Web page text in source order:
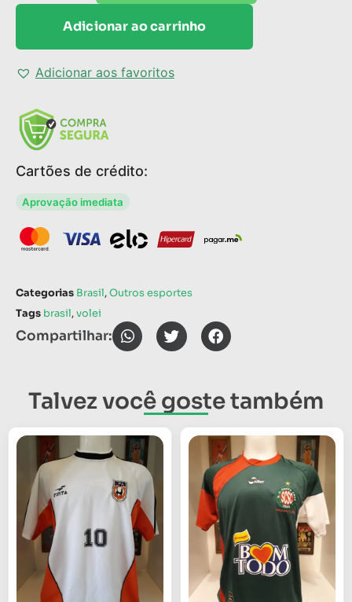
Adicionar ao carrinho
Adicionar aos favoritos
Cartões de crédito:
Aprovação imediata
Categorias Brasil,Outros esportes
Tags brasil,volei
Compartilhar:
Talvez você goste também